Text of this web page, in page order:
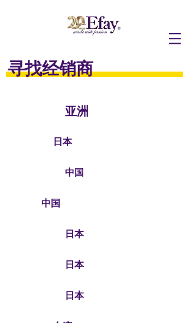
寻找经销商
亚洲
日本
中国
中国
日本
日本
日本